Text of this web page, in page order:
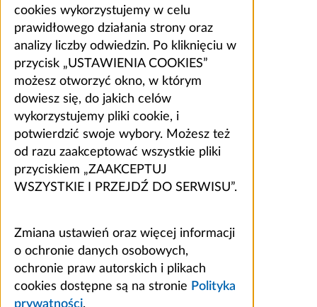
cookies wykorzystujemy w celu
prawidłowego działania strony oraz
analizy liczby odwiedzin. Po kliknięciu w
przycisk „USTAWIENIA COOKIES”
możesz otworzyć okno, w którym
dowiesz się, do jakich celów
wykorzystujemy pliki cookie, i
potwierdzić swoje wybory. Możesz też
od razu zaakceptować wszystkie pliki
przyciskiem „ZAAKCEPTUJ
WSZYSTKIE I PRZEJDŹ DO SERWISU”.
Zmiana ustawień oraz więcej informacji
o ochronie danych osobowych,
ochronie praw autorskich i plikach
cookies dostępne są na stronie Polityka
prywatności.